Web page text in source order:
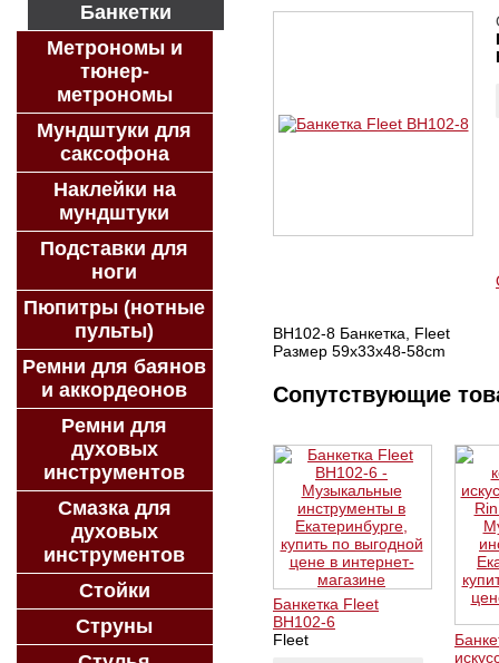
BH102-8 Банкетка, Fleet
Размер 59x33x48-58cm
Сопутствующие
Банкетка Fleet
BH102-6
Fleet
Банкетки
Метрономы и
тюнер-
метрономы
Мундштуки для
саксофона
Наклейки на
мундштуки
Подставки для
ноги
Пюпитры (нотные
пульты)
Ремни для баянов
и аккордеонов
Ремни для
духовых
инструментов
Смазка для
духовых
инструментов
Стойки
Струны